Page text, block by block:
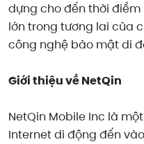
dựng cho đến thời điểm
lớn trong tương lai của
công nghệ bảo mật di
Giới thiệu về NetQin
NetQin Mobile Inc là
Internet di động đến